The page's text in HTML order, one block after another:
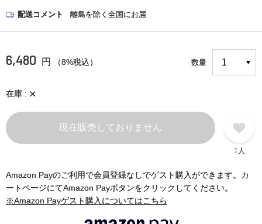
配送コメント 離島を除く全国にお届
6,480 円 （8%税込） 数量
在庫 ×
現在販売しておりません
1人
Amazon Payのご利用で会員登録なしでゲスト購入ができます。カ
ートページにてAmazon Payボタンをクリックしてください。
※Amazon Payゲスト購入についてはこちら